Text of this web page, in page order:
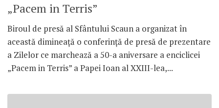
„Pacem in Terris”
Biroul de presă al Sfântului Scaun a organizat în
această dimineaţă o conferinţă de presă de prezentare
a Zilelor ce marchează a 50-a aniversare a enciclicei
„Pacem in Terris” a Papei Ioan al XXIII-lea,...